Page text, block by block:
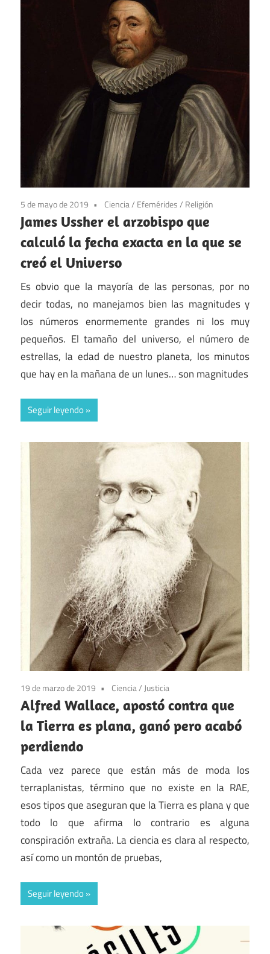
5 de mayo de 2019 Ciencia/ Efemérides/ Religión
James Ussher el arzobispo que
calculó la fecha exacta en la que se
creó el Universo
Es obvio que la mayoría de las personas, por no
decir todas, no manejamos bien las magnitudes y
los números enormemente grandes ni los muy
pequeños. El tamaño del universo, el número de
estrellas, la edad de nuestro planeta, los minutos
que hay en la mañana de un lunes… son magnitudes
Seguir leyendo
19 de marzo de 2019 Ciencia/ Justicia
Alfred Wallace, apostó contra que
la Tierra es plana, ganó pero acabó
perdiendo
Cada vez parece que están más de moda los
terraplanistas, término que no existe en la RAE,
esos tipos que aseguran que la Tierra es plana y que
todo lo que afirma lo contrario es alguna
conspiración extraña. La ciencia es clara al respecto,
así como un montón de pruebas,
Seguir leyendo